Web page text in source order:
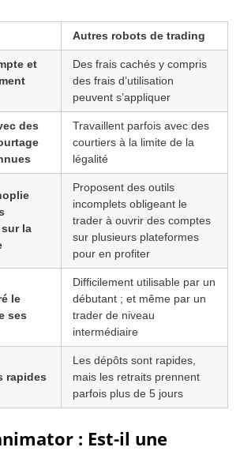
Autres robots de trading
et
Des frais cachés y compris
des frais d’utilisation
peuvent s’appliquer
des
Travaillent parfois avec des
courtiers à la limite de la
légalité
la
Proposent des outils
incomplets obligeant le
trader à ouvrir des comptes
sur plusieurs plateformes
pour en profiter
le
ses
Difficilement utilisable par un
débutant ; et même par un
trader de niveau
intermédiaire
rapides
Les dépôts sont rapides,
mais les retraits prennent
parfois plus de 5 jours
: Est-il une